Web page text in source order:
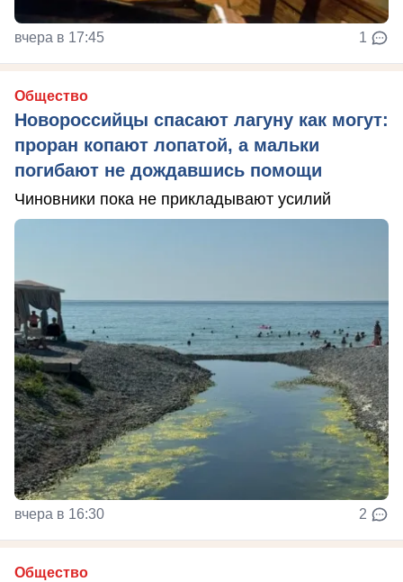
вчера в 17:45 1
Общество
Новороссийцы спасают лагуну как могут:
проран копают лопатой, а мальки
погибают не дождавшись помощи
Чиновники пока не прикладывают усилий
вчера в 16:30 2
Общество